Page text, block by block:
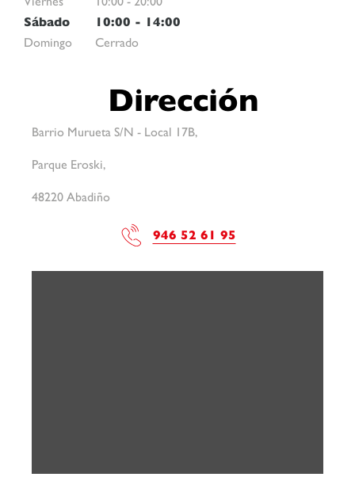
Sábado
10:00 - 14:00
Domingo
Cerrado
Dirección
Barrio Murueta S/N - Local 17B,
Parque Eroski,
48220 Abadiño
946 52 61 95